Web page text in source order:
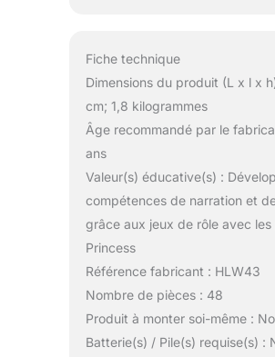
Fiche technique
Dimensions du produit (L x l x
cm; 1,8 kilogrammes
Âge recommandé par le
ans
Valeur(s) éducative(s) :
compétences de narration et
grâce aux jeux de rôle avec
Princess
Référence fabricant : HLW43
Nombre de pièces : 48
Produit à monter soi-même :
Batterie(s) / Pile(s) requise(s) :